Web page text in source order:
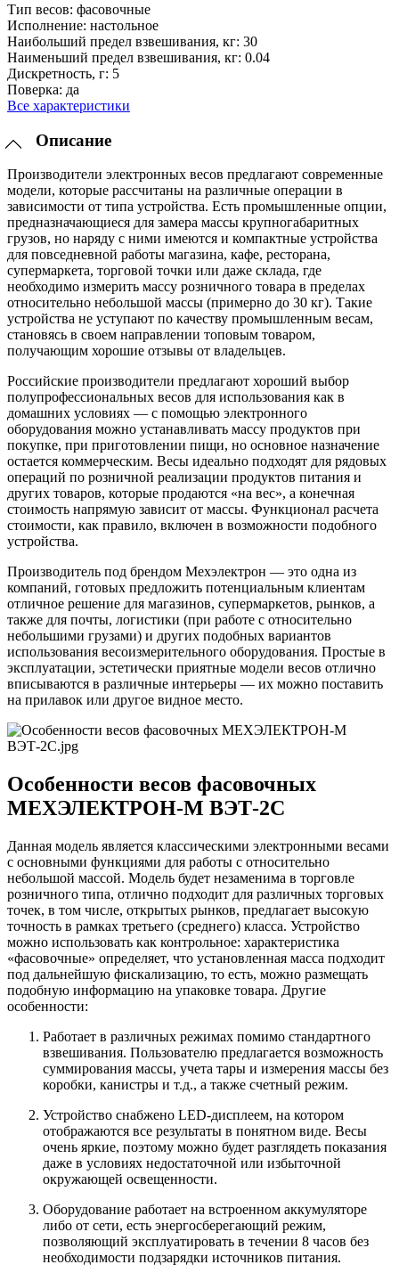
Тип весов: фасовочные
Исполнение: настольное
Наибольший предел взвешивания, кг: 30
Наименьший предел взвешивания, кг: 0.04
Дискретность, г: 5
Поверка: да
Все характеристики
Описание
Производители электронных весов предлагают современные
модели, которые рассчитаны на различные операции в
зависимости от типа устройства. Есть промышленные опции,
предназначающиеся для замера массы крупногабаритных
грузов, но наряду с ними имеются и компактные устройства
для повседневной работы магазина, кафе, ресторана,
супермаркета, торговой точки или даже склада, где
необходимо измерить массу розничного товара в пределах
относительно небольшой массы (примерно до 30 кг). Такие
устройства не уступают по качеству промышленным весам,
становясь в своем направлении топовым товаром,
получающим хорошие отзывы от владельцев.
Российские производители предлагают хороший выбор
полупрофессиональных весов для использования как в
домашних условиях — с помощью электронного
оборудования можно устанавливать массу продуктов при
покупке, при приготовлении пищи, но основное назначение
остается коммерческим. Весы идеально подходят для рядовых
операций по розничной реализации продуктов питания и
других товаров, которые продаются «на вес», а конечная
стоимость напрямую зависит от массы. Функционал расчета
стоимости, как правило, включен в возможности подобного
устройства.
Производитель под брендом Мехэлектрон — это одна из
компаний, готовых предложить потенциальным клиентам
отличное решение для магазинов, супермаркетов, рынков, а
также для почты, логистики (при работе с относительно
небольшими грузами) и других подобных вариантов
использования весоизмерительного оборудования. Простые в
эксплуатации, эстетически приятные модели весов отлично
вписываются в различные интерьеры — их можно поставить
на прилавок или другое видное место.
Особенности весов фасовочных
МЕХЭЛЕКТРОН-М ВЭТ-2С
Данная модель является классическими электронными весами
с основными функциями для работы с относительно
небольшой массой. Модель будет незаменима в торговле
розничного типа, отлично подходит для различных торговых
точек, в том числе, открытых рынков, предлагает высокую
точность в рамках третьего (среднего) класса. Устройство
можно использовать как контрольное: характеристика
«фасовочные» определяет, что установленная масса подходит
под дальнейшую фискализацию, то есть, можно размещать
подобную информацию на упаковке товара. Другие
особенности:
Работает в различных режимах помимо стандартного
взвешивания. Пользователю предлагается возможность
суммирования массы, учета тары и измерения массы без
коробки, канистры и т.д., а также счетный режим.
Устройство снабжено LED-дисплеем, на котором
отображаются все результаты в понятном виде. Весы
очень яркие, поэтому можно будет разглядеть показания
даже в условиях недостаточной или избыточной
окружающей освещенности.
Оборудование работает на встроенном аккумуляторе
либо от сети, есть энергосберегающий режим,
позволяющий эксплуатировать в течении 8 часов без
необходимости подзарядки источников питания.